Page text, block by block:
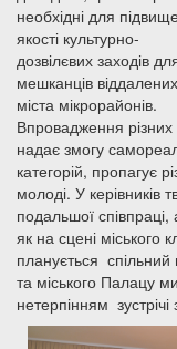
необхідні для
якості культурно-
дозвілєвих заходів
мешканців
міста мікрорайонів.
Впровадження різних
надає змогу
категорій, пропагує
молоді. У керівників
подальшої співпраці,
як на сцені міського
планується спільний
та міського Палацу
нетерпінням